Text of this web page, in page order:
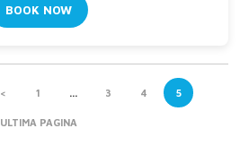
BOOK NOW
< 1 … 3 4 5
ULTIMA PAGINA